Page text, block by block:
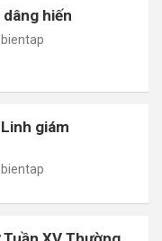
hiến
giám